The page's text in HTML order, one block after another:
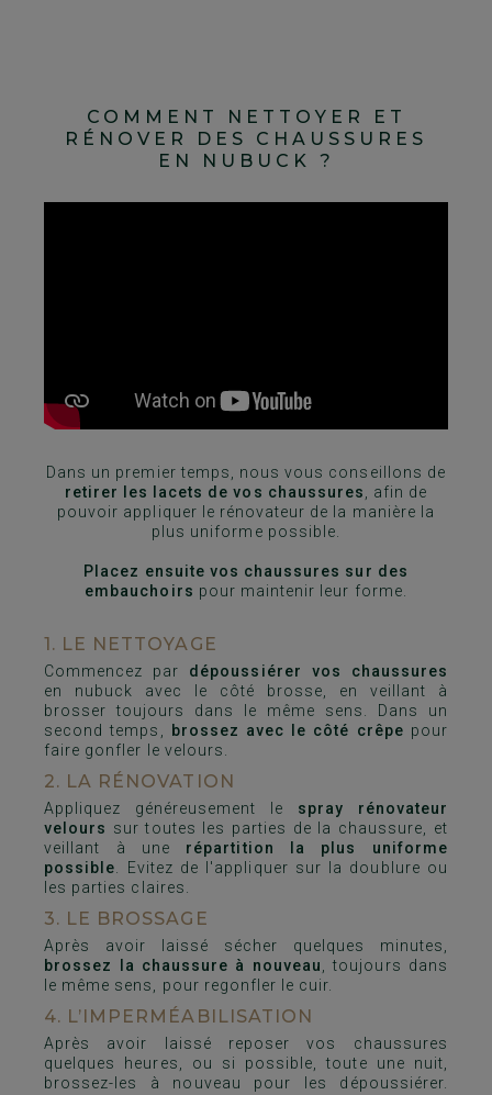
COMMENT NETTOYER ET
RÉNOVER DES CHAUSSURES
EN NUBUCK ?
Dans un premier temps, nous vous conseillons de
retirer les lacets de vos chaussures, afin de
pouvoir appliquer le rénovateur de la manière la
plus uniforme possible.
Placez ensuite vos chaussures sur des
embauchoirs pour maintenir leur forme.
1. LE NETTOYAGE
Commencez par dépoussiérer vos chaussures
en nubuck avec le côté brosse, en veillant à
brosser toujours dans le même sens. Dans un
second temps,
brossez avec le côté crêpe pour
faire gonfler le velours.
2. LA RÉNOVATION
Appliquez généreusement le spray rénovateur
velours sur toutes les parties de la chaussure, et
veillant à une répartition la plus uniforme
possible. Evitez de l'appliquer sur la doublure ou
les parties claires.
3. LE BROSSAGE
Après avoir laissé sécher quelques minutes,
brossez la chaussure à nouveau, toujours dans
le même sens, pour regonfler le cuir.
4. L’IMPERMÉABILISATION
Après avoir laissé reposer vos chaussures
quelques heures, ou si possible, toute une nuit,
brossez-les à nouveau pour les dépoussiérer.